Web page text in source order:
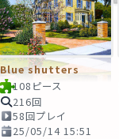
Blue shutters
108ピース
216回
58回プレイ
25/05/14 15:51